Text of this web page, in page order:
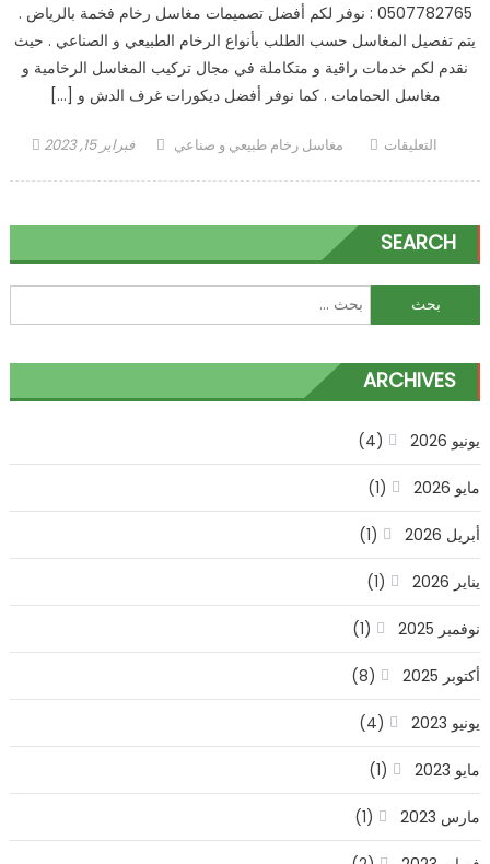
مغلقة
0507782765 : نوفر لكم أفضل تصميمات مغاسل رخام فخمة بالرياض .
يتم تفصيل المغاسل حسب الطلب بأنواع الرخام الطبيعي و الصناعي . حيث
نقدم لكم خدمات راقية و متكاملة في مجال تركيب المغاسل الرخامية و
مغاسل الحمامات . كما نوفر أفضل ديكورات غرف الدش و […]
Posted فبراير 15, 2023 Author
مغاسل رخام طبيعي و صناعي التعليقاتعلى
بالرياض
–
رخام
و
صناعي
مغلقة
SEARCH
البحث
عن:
ARCHIVES
يونيو 2026 (4)
مايو 2026 (1)
أبريل 2026 (1)
يناير 2026 (1)
نوفمبر 2025 (1)
أكتوبر 2025 (8)
يونيو 2023 (4)
مايو 2023 (1)
مارس 2023 (1)